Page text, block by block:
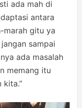
ada mah di
antara
marah gitu ya
sampai
ada masalah
memang itu
kita.”